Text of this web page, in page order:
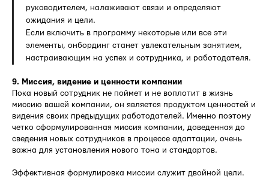
руководителем, налаживают связи и определяют
ожидания и цели.
Если включить в программу некоторые или все эти
элементы, онбординг станет увлекательным занятием,
настраивающим на успех и сотрудника, и работодателя.
9. Миссия, видение и ценности компании
Пока новый сотрудник не поймет и не воплотит в жизнь
миссию вашей компании, он является продуктом ценностей и
видения своих предыдущих работодателей. Именно поэтому
четко сформулированная миссия компании, доведенная до
сведения новых сотрудников в процессе адаптации, очень
важна для установления нового тона и стандартов.
Эффективная формулировка миссии служит двойной цели.